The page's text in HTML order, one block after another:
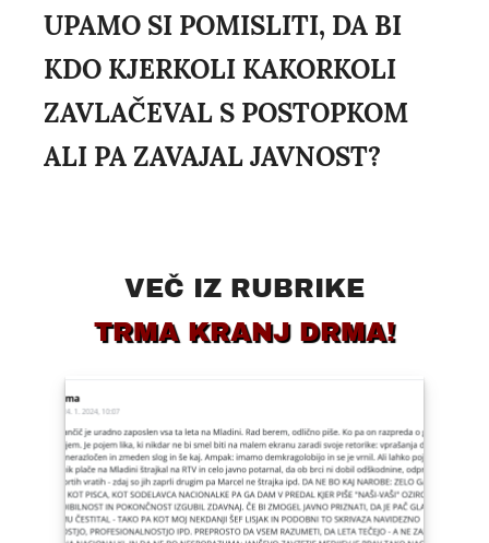
UPAMO SI POMISLITI, DA BI
KDO KJERKOLI KAKORKOLI
ZAVLAČEVAL S POSTOPKOM
ALI PA ZAVAJAL JAVNOST?
VEČ IZ RUBRIKE
TRMA KRANJ DRMA!